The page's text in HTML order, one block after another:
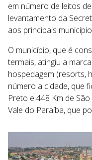
em número de leitos
levantamento da
aos principais
O município, que é
termais, atingiu a
hospedagem (resorts,
número a cidade, que
Preto e 448 Km de
Vale do Paraíba, que